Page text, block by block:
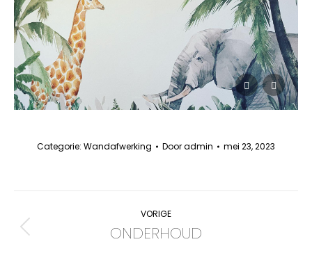
Categorie: Wandafwerking Dooradmin mei 23, 2023
navigatie
VORIGE
Vorig
ONDERHOUD